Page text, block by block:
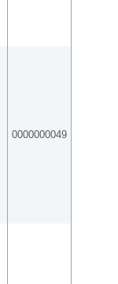
0000000049